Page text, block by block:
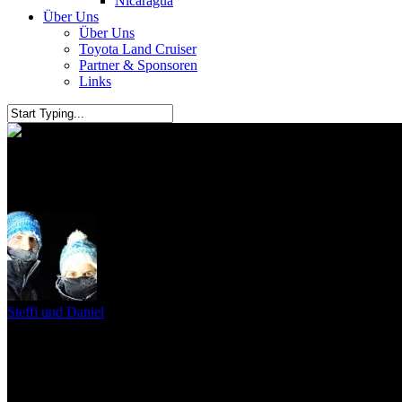
Über Uns
Über Uns
Toyota Land Cruiser
Partner & Sponsoren
Links
Steffi und Daniel